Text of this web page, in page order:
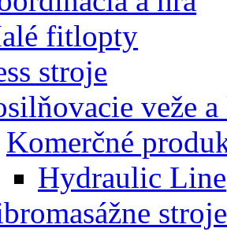
fitlopty
stroje
veže
Komerčné
Hydraulic Line
stroje